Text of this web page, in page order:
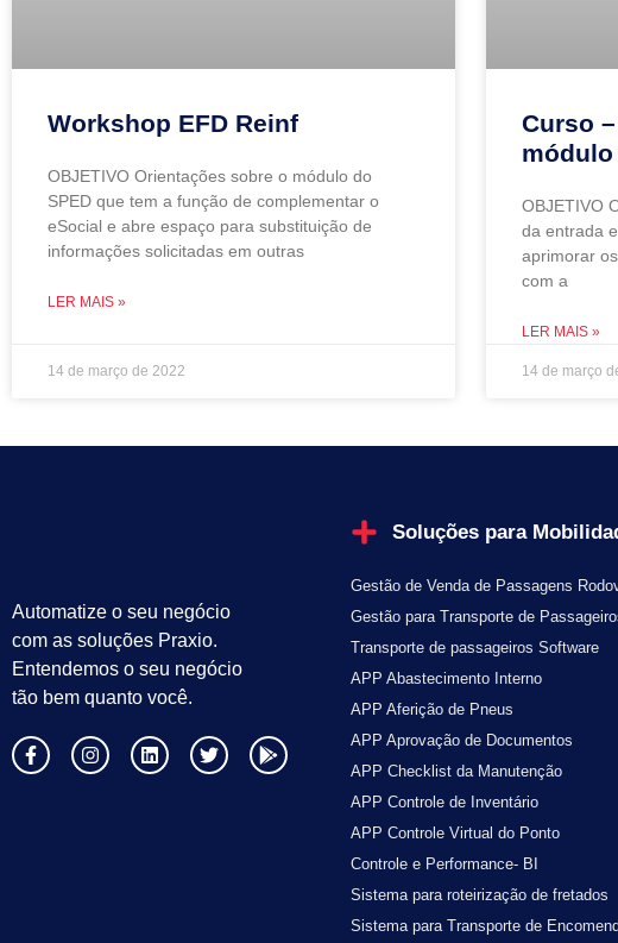
Workshop EFD Reinf
OBJETIVO Orientações sobre o módulo do
SPED que tem a função de complementar o
eSocial e abre espaço para substituição de
informações solicitadas em outras
LER MAIS »
14 de março de 2022
Curso
OBJETIVO
da entrada
aprimorar
com a
LER MAIS »
14 de março
Automatize o seu negócio
com as soluções Praxio.
Entendemos o seu negócio
tão bem quanto você.
Soluções para
Gestão de Venda de Passagens
Gestão para Transporte de
Transporte de passageiros Software
APP Abastecimento Interno
APP Aferição de Pneus
APP Aprovação de Documentos
APP Checklist da Manutenção
APP Controle de Inventário
APP Controle Virtual do Ponto
Controle e Performance- BI
Sistema para roteirização de fretados
Sistema para Transporte de